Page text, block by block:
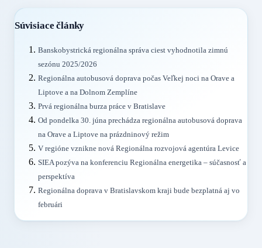
Súvisiace články
Banskobystrická regionálna správa ciest vyhodnotila zimnú
sezónu 2025/2026
Regionálna autobusová doprava počas Veľkej noci na Orave a
Liptove a na Dolnom Zemplíne
Prvá regionálna burza práce v Bratislave
Od pondelka 30. júna prechádza regionálna autobusová doprava
na Orave a Liptove na prázdninový režim
V regióne vznikne nová Regionálna rozvojová agentúra Levice
SIEA pozýva na konferenciu Regionálna energetika – súčasnosť a
perspektíva
Regionálna doprava v Bratislavskom kraji bude bezplatná aj vo
februári